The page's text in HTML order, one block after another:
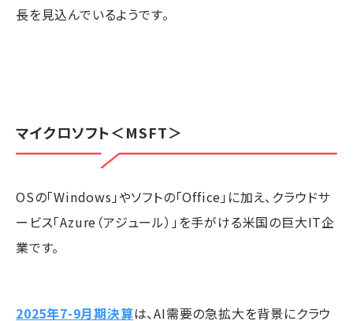
長を見込んでいるようです。
マイクロソフト＜MSFT＞
OSの「Windows」やソフトの「Office」に加え、クラウドサ
ービス「Azure（アジュール）」を手がける米国の巨大IT企
業です。
2025年7-9月期決算は、AI需要の急拡大を背景にクラウ